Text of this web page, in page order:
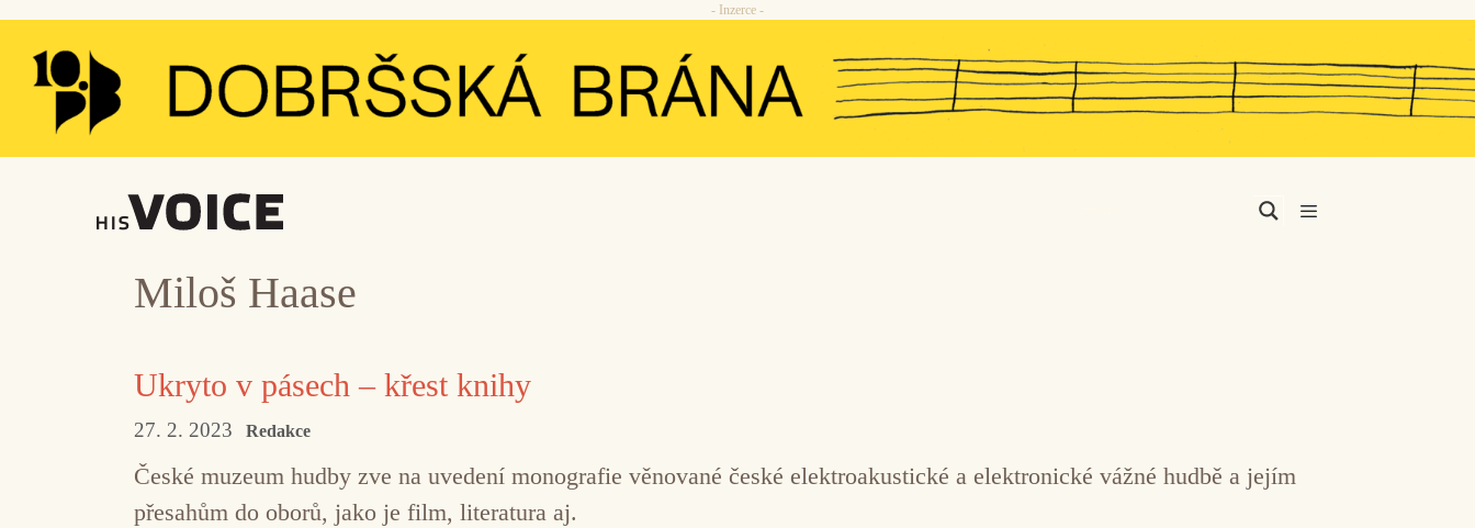
Přeskočit
obsah
- Inzerce -
Miloš Haase
Ukryto v pásech – křest knihy
27. 2. 2023 Redakce
České muzeum hudby zve na uvedení monografie věnované české elektroakustické a elektronické vážné hudbě a jejím
přesahům do oborů, jako je film, literatura aj.